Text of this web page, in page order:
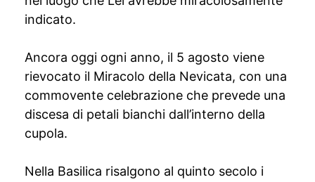
indicato.
Ancora oggi ogni anno, il 5 agosto viene
rievocato il Miracolo della Nevicata, con una
commovente celebrazione che prevede una
discesa di petali bianchi dall’interno della
cupola.
Nella Basilica risalgono al quinto secolo i